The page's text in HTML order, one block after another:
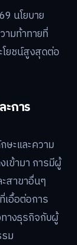
นโยบาย
ามท้าทายที่
โยชน์สูงสุดต่อ
ะการ
ะและความ
ข้ามา การมีผู้
สาขาอื่นๆ
เอื้อต่อการ
างธุรกิจกับผู้
ม